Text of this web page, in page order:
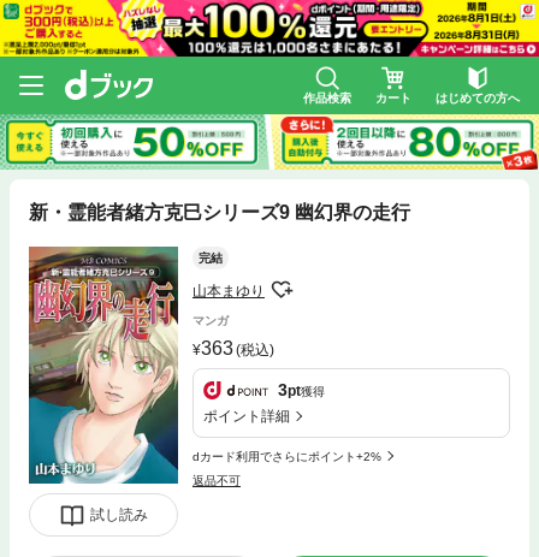
作品検索 カート はじめての方へ
新・霊能者緒方克巳シリーズ9 幽幻界の走行
試し読み
完結
山本まゆり
マンガ
363(税込)
3pt獲得
ポイント詳細
dカード利用でさらにポイント+2%
返品不可